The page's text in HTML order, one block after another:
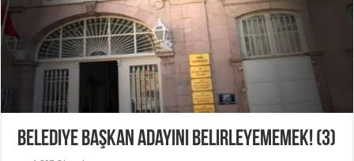
Belediye Başkan Adayını Belirleyememek! (3)